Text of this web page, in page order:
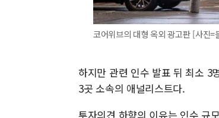
코어위브의 대형 옥외 광고판 [사진=
하지만 관련 인수 발표 뒤 최소 3
3곳 소속의 애널리스트다.
투자의견 하향의 이유는 인수 규